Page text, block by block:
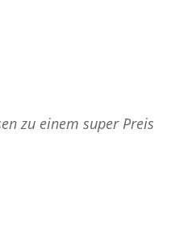
zu einem super Preis